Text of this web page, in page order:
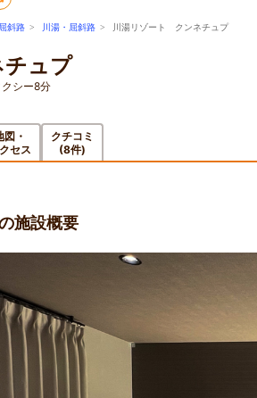
斜路 > 川湯・屈斜路 > 川湯リゾート クンネチュプ
ュプ
シー8分
図・
セス
クチコミ
(8件)
施設概要